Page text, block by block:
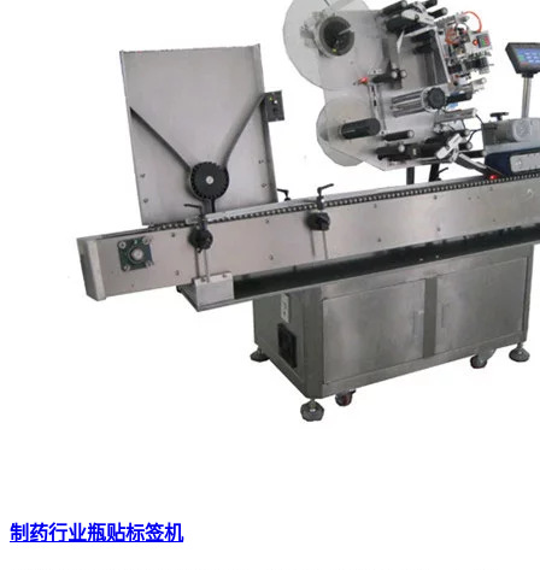
制药行业瓶贴标签机